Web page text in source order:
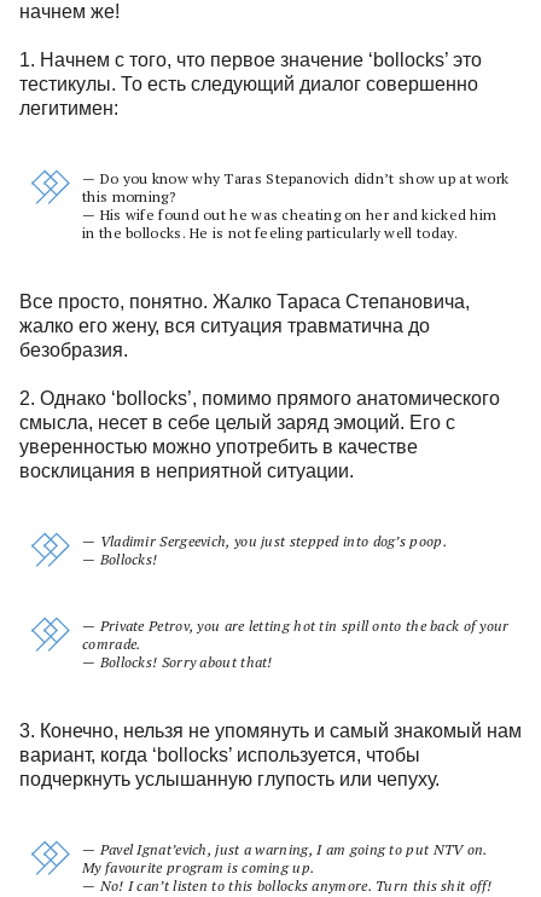
начнем же!
1. Начнем с того, что первое значение ‘bollocks’ это
тестикулы. То есть следующий диалог совершенно
легитимен:
— Do you know why Taras Stepanovich didn’t show up at work
this morning?
— His wife found out he was cheating on her and kicked him
in the bollocks. He is not feeling particularly well today.
Все просто, понятно. Жалко Тараса Степановича,
жалко его жену, вся ситуация травматична до
безобразия.
2. Однако ‘bollocks’, помимо прямого анатомического
смысла, несет в себе целый заряд эмоций. Его с
уверенностью можно употребить в качестве
восклицания в неприятной ситуации.
— Vladimir Sergeevich, you just stepped into dog’s poop.
— Bollocks!
— Private Petrov, you are letting hot tin spill onto the back of your
comrade.
— Bollocks! Sorry about that!
3. Конечно, нельзя не упомянуть и самый знакомый нам
вариант, когда ‘bollocks’ используется, чтобы
подчеркнуть услышанную глупость или чепуху.
— Pavel Ignat’evich, just a warning, I am going to put NTV on.
My favourite program is coming up.
— No! I can’t listen to this bollocks anymore. Turn this shit off!